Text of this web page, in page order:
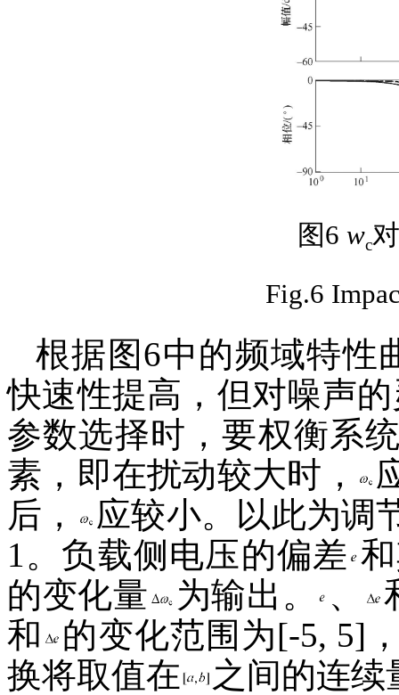
图6 wc
Fig.6
根据图6中的频域特性
快速性提高，但对噪声
参数选择时，要权衡系
素，即在扰动较大时，
后，
应较小。以此为调
1。负载侧电压的偏差
的变化量
为输出。 、
和
的变化范围为[-5, 5]
换将取值在
之间的连续